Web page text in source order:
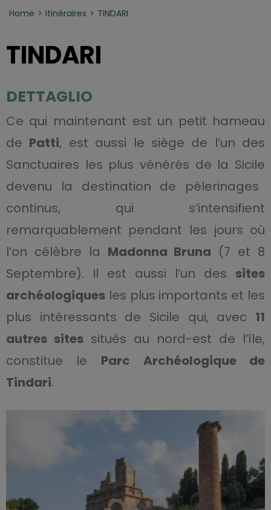
Home Itinéraires TINDARI
TINDARI
DETTAGLIO
Ce qui maintenant est un petit hameau
de Patti, est aussi le siège de l’un des
Sanctuaires les plus vénérés de la Sicile
devenu la destination de pèlerinages
continus, qui s’intensifient
remarquablement pendant les jours où
l’on célèbre la Madonna Bruna (7 et 8
Septembre). Il est aussi l’un des sites
archéologiquesles plus importants et les
plus intéressants de Sicile qui, avec 11
autres sites situés au nord-est de l’île,
constitue le Parc Archéologique de
Tindari.